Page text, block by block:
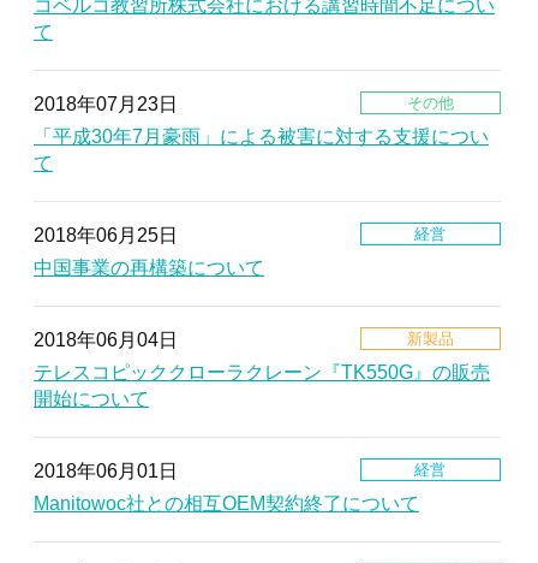
コベルコ教習所株式会社における講習時間不足につい
て
2018年07月23日
「平成30年7月豪雨」による被害に対する支援につい
て
2018年06月25日
中国事業の再構築について
2018年06月04日
テレスコピッククローラクレーン『TK550G』の販売
開始について
2018年06月01日
Manitowoc社との相互OEM契約終了について